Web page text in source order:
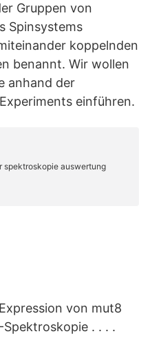
Gruppen von
Spinsystems
koppelnden
benannt. Wir wollen
anhand der
einführen.
von mut8
. . . .